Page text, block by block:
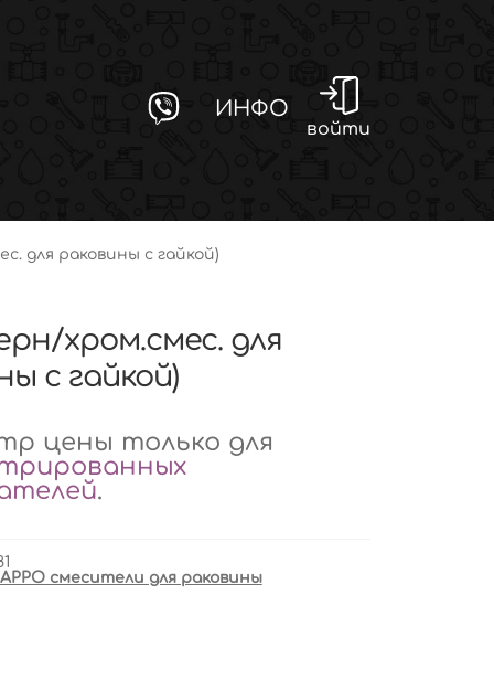
ИНФО
войти
для раковины с гайкой)
хром.смес. для
с гайкой)
цены только для
.
смесители для раковины